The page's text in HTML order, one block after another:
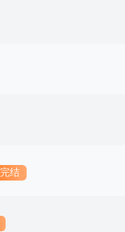
结